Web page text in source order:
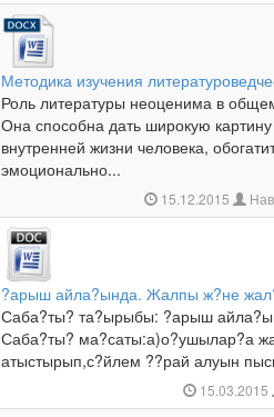
Методика изучения
Роль литературы неоценима в
Она способна дать широкую
внутренней жизни человека,
эмоционально...
15.12.2015
?арыш айла?ында. Жалпы ж?не
Саба?ты? та?ырыбы: ?арыш
Саба?ты? ма?саты:а)о?ушылар?а
атыстырып,с?йлем ??рай алуын
15.03.2015